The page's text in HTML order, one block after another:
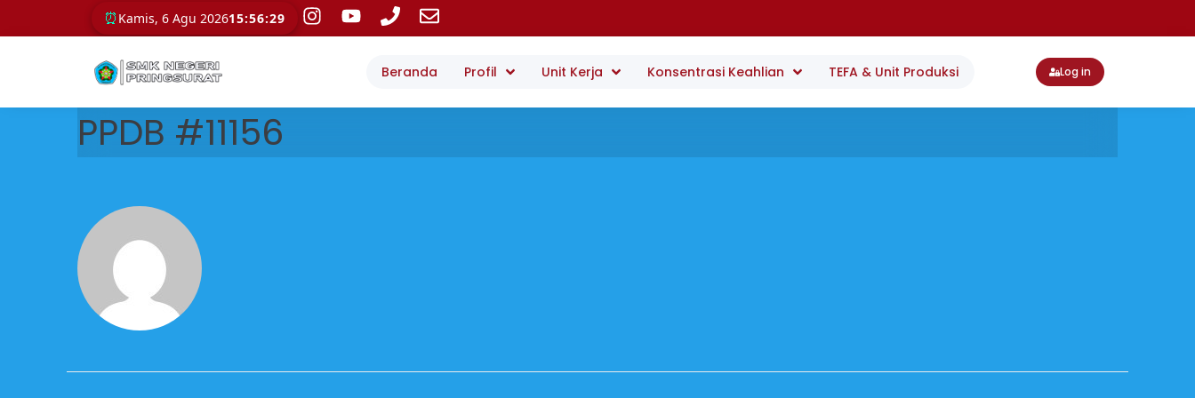
⏰ Kamis, 6 Agu 202615:56:29
Beranda Profil Unit Kerja Konsentrasi Keahlian TEFA & Unit Produksi Log in
PPDB #11156